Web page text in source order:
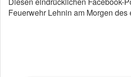
Feuerwehr Lehnin am Morgen des